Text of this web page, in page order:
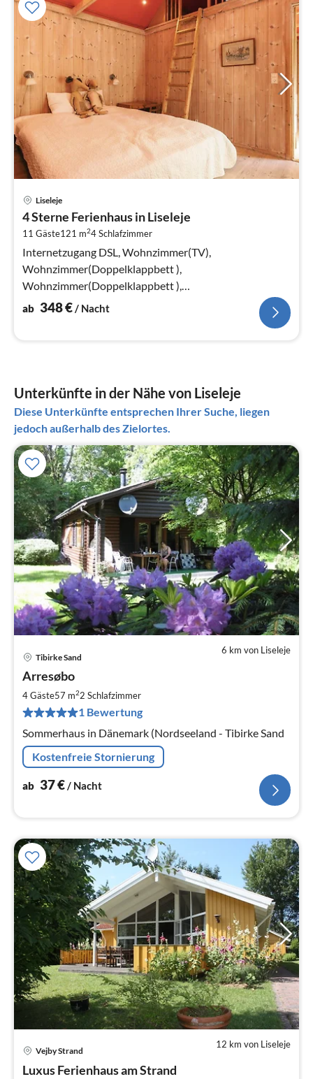
Liseleje
4 Sterne Ferienhaus in Liseleje
11 Gäste121 m24Schlafzimmer
Internetzugang DSL, Wohnzimmer(TV),
Wohnzimmer(Doppelklappbett ),
Wohnzimmer(Doppelklappbett ),
Küche(Kochherd(Induktion)
ab 348€/ Nacht
Unterkünfte in der Nähe von Liseleje
Diese Unterkünfte entsprechen Ihrer Suche, liegen
jedoch außerhalb des Zielortes.
6 km von Liseleje
Tibirke Sand
Arresøbo
4 Gäste57 m22 Schlafzimmer
1 Bewertung
Sommerhaus in Dänemark (Nordseeland - Tibirke Sand
Kostenfreie Stornierung
ab 37€/ Nacht
12 km von Liseleje
Vejby Strand
Luxus Ferienhaus am Strand